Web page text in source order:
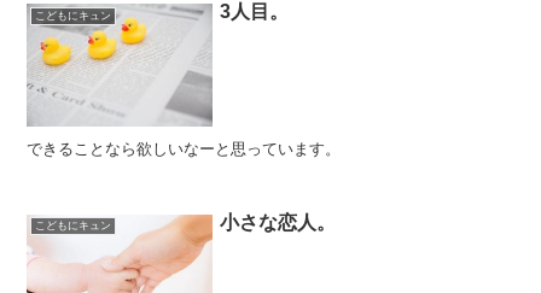
こどもにキュン 3人目。
できることなら欲しいなーと思っています。
こどもにキュン 小さな恋人。